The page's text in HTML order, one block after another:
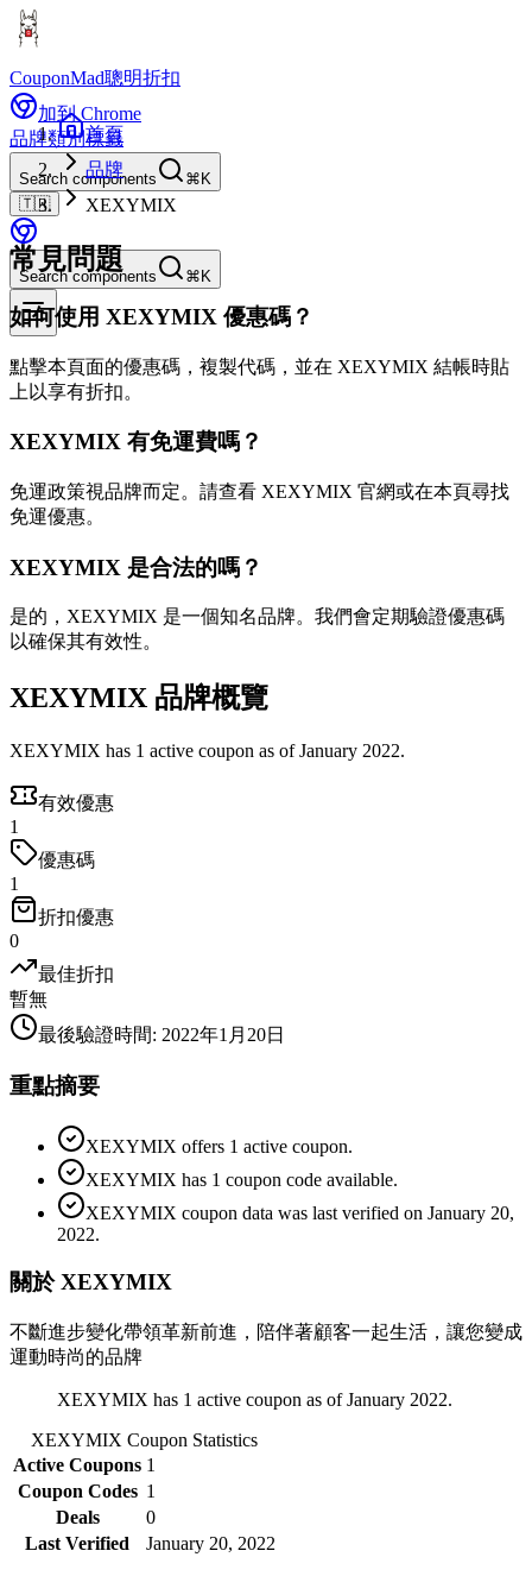
CouponMad聰明折扣
加到 Chrome
品牌類別標籤
Search components
⌘K
🇹🇼
Search components ⌘K
首頁
品牌
XEXYMIX
常見問題
如何使用 XEXYMIX 優惠碼？
點擊本頁面的優惠碼，複製代碼，並在 XEXYMIX 結帳時貼
上以享有折扣。
XEXYMIX 有免運費嗎？
免運政策視品牌而定。請查看 XEXYMIX 官網或在本頁尋找
免運優惠。
XEXYMIX 是合法的嗎？
是的，XEXYMIX 是一個知名品牌。我們會定期驗證優惠碼
以確保其有效性。
XEXYMIX 品牌概覽
XEXYMIX has 1 active coupon as of January 2022.
有效優惠
1
優惠碼
1
折扣優惠
0
最佳折扣
暫無
最後驗證時間: 2022年1月20日
重點摘要
XEXYMIX offers 1 active coupon.
XEXYMIX has 1 coupon code available.
XEXYMIX coupon data was last verified on January 20,
2022.
關於 XEXYMIX
不斷進步變化帶領革新前進，陪伴著顧客一起生活，讓您變成
運動時尚的品牌
XEXYMIX has 1 active coupon as of January 2022.
XEXYMIX Coupon Statistics
Active Coupons 1
Coupon Codes 1
Deals
0
Last Verified
January 20, 2022